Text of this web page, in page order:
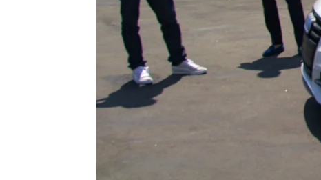
mega
Madrid
Publicado: 15 de marzo de 2016, 15:09